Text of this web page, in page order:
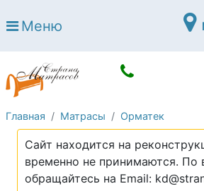
Страна матрасов
Open submenu (Матрасы)
Open submenu (Кровати)
Кровати
Open submenu (Аксессуары)
Open submenu (Диваны)
Диваны
Open submenu (Постельное
Постельное белье
Open submenu (Мебель)
Мебель
Меню
Главная Матрасы Орматек
Сайт находится на
временно не принимаются. По
обращайтесь на Email: